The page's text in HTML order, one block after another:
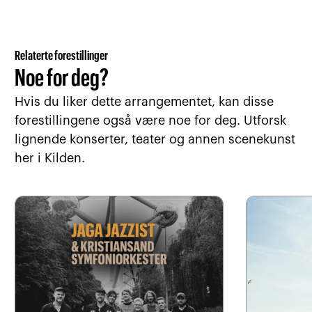
Relaterte forestillinger
Noe for deg?
Hvis du liker dette arrangementet, kan disse
forestillingene også være noe for deg. Utforsk
lignende konserter, teater og annen scenekunst
her i Kilden.